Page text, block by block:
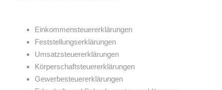
Einkommensteuererklärungen
Feststellungserklärungen
Umsatzsteuererklärungen
Körperschaftsteuererklärungen
Gewerbesteuererklärungen